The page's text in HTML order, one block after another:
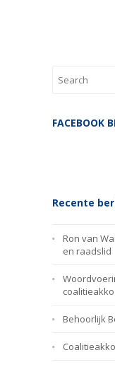
FACEBOOK
Recente
Ron van
en raadslid
Behoorlijk